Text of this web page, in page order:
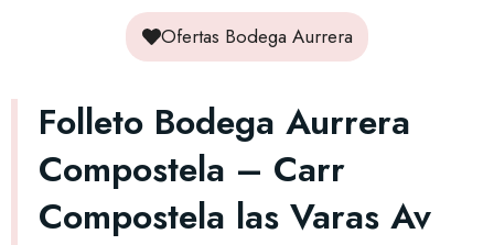
Ofertas Bodega Aurrera
Folleto Bodega Aurrera
Compostela – Carr
Compostela las Varas Av